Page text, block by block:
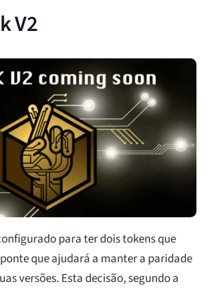
V2
para ter dois tokens que
que ajudará a manter a paridade
versões. Esta decisão, segundo a